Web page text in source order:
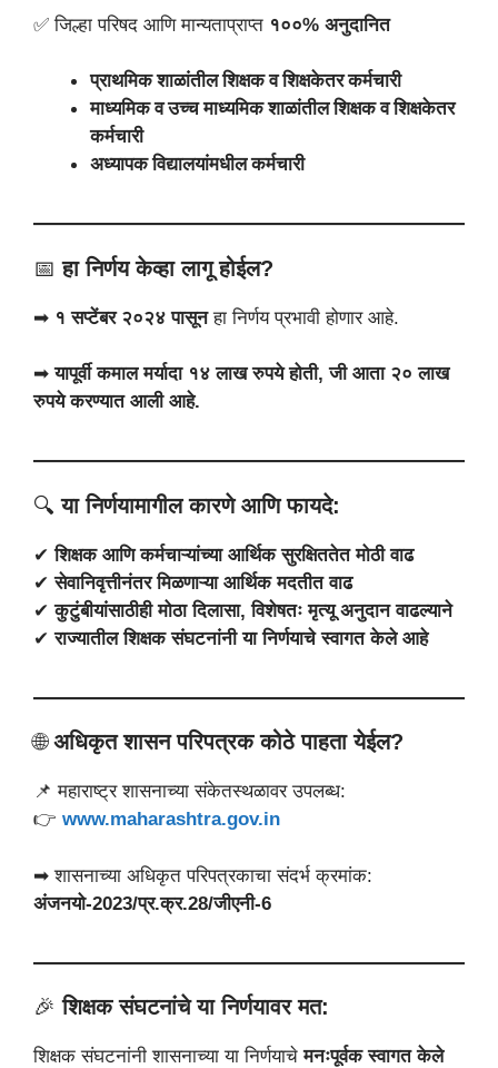
✅ जिल्हा परिषद आणि मान्यताप्राप्त १००% अनुदानित
प्राथमिक शाळांतील शिक्षक व शिक्षकेतर कर्मचारी
माध्यमिक व उच्च माध्यमिक शाळांतील शिक्षक व शिक्षकेतर
कर्मचारी
अध्यापक विद्यालयांमधील कर्मचारी
📅हा निर्णय केव्हा लागू होईल?
➡ १ सप्टेंबर २०२४ पासूनहा निर्णय प्रभावी होणार आहे.
➡यापूर्वी कमाल मर्यादा १४ लाख रुपये होती, जी आता २० लाख
रुपये करण्यात आली आहे.
🔍या निर्णयामागील कारणे आणि फायदे:
✔शिक्षक आणि कर्मचाऱ्यांच्या आर्थिक सुरक्षिततेत मोठी वाढ
✔सेवानिवृत्तीनंतर मिळणाऱ्या आर्थिक मदतीत वाढ
✔कुटुंबीयांसाठीही मोठा दिलासा, विशेषतः मृत्यू अनुदान वाढल्याने
✔राज्यातील शिक्षक संघटनांनी या निर्णयाचे स्वागत केले आहे
🌐अधिकृत शासन परिपत्रक कोठे पाहता येईल?
📌 महाराष्ट्र शासनाच्या संकेतस्थळावर उपलब्ध:
👉 www.maharashtra.gov.in
➡ शासनाच्या अधिकृत परिपत्रकाचा संदर्भ क्रमांक:
अंजनयो-2023/प्र.क्र.28/जीएनी-6
🎉शिक्षक संघटनांचे या निर्णयावर मत:
शिक्षक संघटनांनी शासनाच्या या निर्णयाचेमनःपूर्वक स्वागत केले